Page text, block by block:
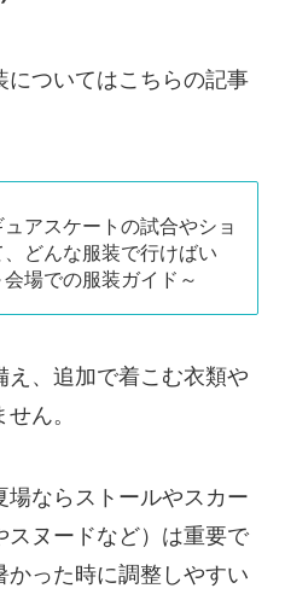
についてはこちらの記事
ュアスケートの試合やショ
、どんな服装で行けばい
会場での服装ガイド～
、追加で着こむ衣類や
ん。
ならストールやスカー
スヌードなど）は重要で
った時に調整しやすい